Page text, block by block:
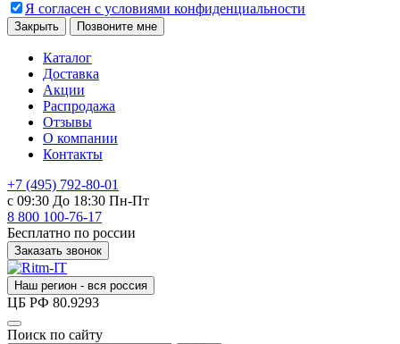
Я согласен с условиями конфиденциальности
Закрыть Позвоните мне
Каталог
Доставка
Акции
Распродажа
Отзывы
О компании
Контакты
+7 (495) 792-80-01
с 09:30 До 18:30 Пн-Пт
8 800 100-76-17
Бесплатно по россии
Заказать звонок
Наш регион - вся россия
ЦБ РФ 80.9293
Поиск по сайту